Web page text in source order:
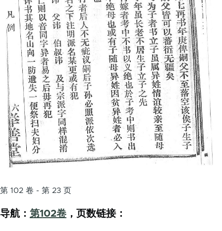
第 102 卷 - 第 23 页
导航： 第102卷 ，页数链接：